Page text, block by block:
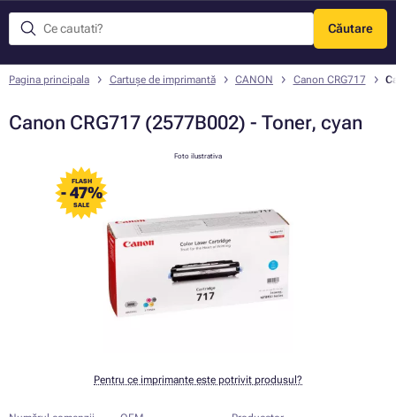
Căutare
Meniu
Pagina principala Cartușe de imprimantă CANON Canon CRG717
Canon CRG717 (2577B002) - Toner, cyan
FLASH
- 47%
SALE
Foto ilustrativa
Pentru ce imprimante este potrivit produsul?